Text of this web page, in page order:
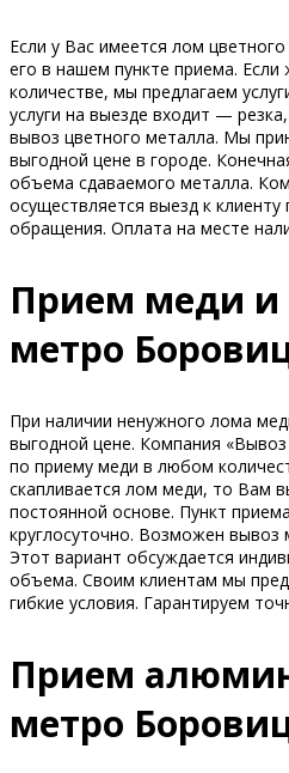
Если у Вас имеется лом
его в нашем пункте приема.
количестве, мы предлагаем
услуги на выезде входит —
вывоз цветного металла. Мы
выгодной цене в городе.
объема сдаваемого металла.
осуществляется выезд к клиенту
обращения. Оплата на месте
Прием меди и
метро
При наличии ненужного лома
выгодной цене. Компания «Вывоз
по приему меди в любом
скапливается лом меди, то Вам
постоянной основе. Пункт
круглосуточно. Возможен вывоз
Этот вариант обсуждается
объема. Своим клиентам мы
гибкие условия. Гарантируем
Прием
метро